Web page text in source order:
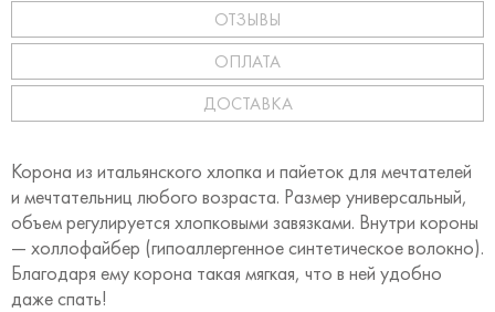
ОТЗЫВЫ
ОПЛАТА
ДОСТАВКА
Корона из итальянского хлопка и пайеток для мечтателей
и мечтательниц любого возраста. Размер универсальный,
объем регулируется хлопковыми завязками. Внутри короны
— холлофайбер (гипоаллергенное синтетическое волокно).
Благодаря ему корона такая мягкая, что в ней удобно
даже спать!